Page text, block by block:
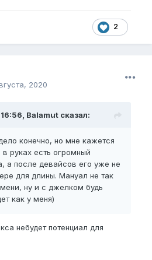
2
2020
Balamut сказал:
конечно, но мне кажется
руках есть огромный
а после девайсов его уже не
для длины. Мануал не так
ну и с джелком будь
как у меня)
небудет потенциал для